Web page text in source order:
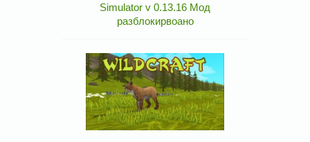
Simulator v 0.13.16 Мод
разблокирвоано